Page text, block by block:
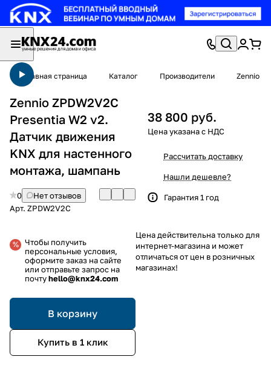
Главная страница Каталог Производители Zennio
Zennio ZPDW2V2C
Presentia W2 v2.
Датчик движения
KNX для настенного
монтажа, шампань
0
Нет отзывов
Арт. ZPDW2V2C
Чтобы получить
персональные условия,
оформите заказ на сайте
или отправьте запрос на
почтуhello@knx24.com
В корзину
Купить в 1 клик
38 800 руб.
Рассчитать доставку
Нашли дешевле?
Гарантия 1 год
Цена действительна только для
интернет-магазина и может
отличаться от цен в розничных
магазинах!